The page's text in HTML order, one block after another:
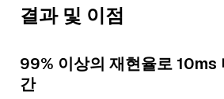
결과 및 이점
99% 이상의 재현율로 10ms
간